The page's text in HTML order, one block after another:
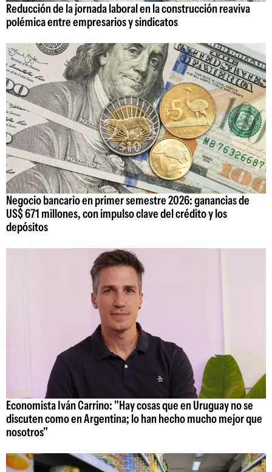
Reducción de la jornada laboral en la construcción reaviva
polémica entre empresarios y sindicatos
Negocio bancario en primer semestre 2026: ganancias de
US$ 671 millones, con impulso clave del crédito y los
depósitos
Economista Iván Carrino: "Hay cosas que en Uruguay no se
discuten como en Argentina; lo han hecho mucho mejor que
nosotros"